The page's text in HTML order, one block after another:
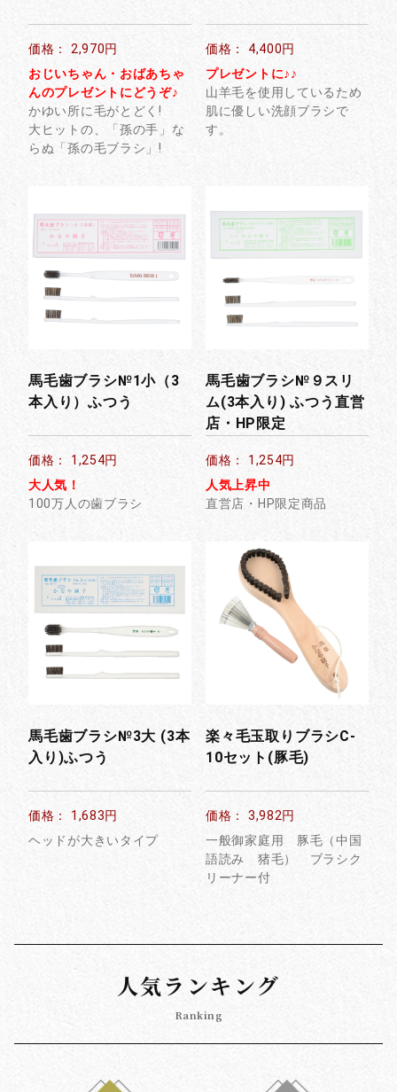
価格： 2,970円
おじいちゃん・おばあちゃ
んのプレゼントにどうぞ♪
かゆい所に毛がとどく!
大ヒットの、「孫の手」な
らぬ「孫の毛ブラシ」!
価格： 4,400円
プレゼントに♪♪
山羊毛を使用しているため
肌に優しい洗顔ブラシで
す。
馬毛歯ブラシ№1小（3
本入り）ふつう
価格： 1,254円
大人気！
100万人の歯ブラシ
馬毛歯ブラシ№９スリ
ム(3本入り) ふつう直営
店・HP限定
価格： 1,254円
人気上昇中
直営店・HP限定商品
馬毛歯ブラシ№3大 (3本
入り)ふつう
価格： 1,683円
ヘッドが大きいタイプ
楽々毛玉取りブラシC-
10セット(豚毛)
価格： 3,982円
一般御家庭用 豚毛（中国
語読み 猪毛） ブラシク
リーナー付
人気ランキング
Ranking